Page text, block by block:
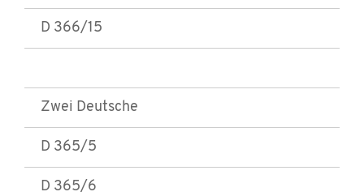
D 366/15
Zwei Deutsche
D 365/5
D 365/6